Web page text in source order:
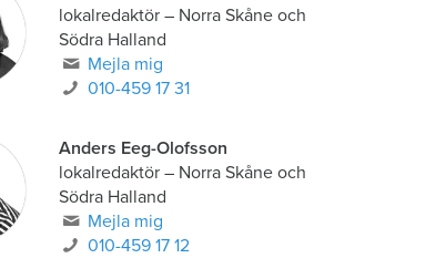
lokalredaktör– Norra Skåne och
Södra Halland
Mejla mig
010-459 17 31
Anders Eeg-Olofsson
lokalredaktör– Norra Skåne och
Södra Halland
Mejla mig
010-459 17 12